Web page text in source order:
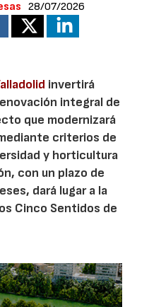
28/07/2026
invertirá
integral de
que modernizará
criterios de
y horticultura
con un plazo de
dará lugar a la
Cinco Sentidos de